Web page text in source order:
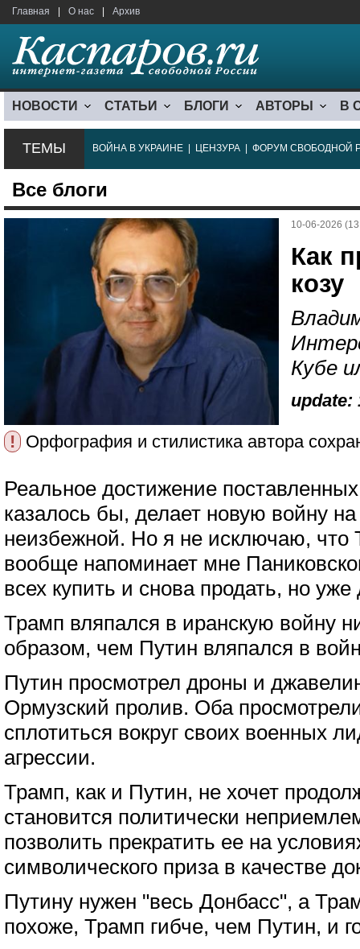
Главная О нас Архив
НОВОСТИ СТАТЬИ БЛОГИ АВТОРЫ В
ТЕМЫ ВОЙНА В УКРАИНЕ ЦЕНЗУРА ФОРУМ СВОБОДНОЙ
Все блоги
10-06-2026
Как
козу
Кубе
update:
! Орфография и стилистика автора
Реальное достижение
казалось бы, делает новую войну
неизбежной. Но я не исключаю, что
вообще напоминает мне
всех купить и снова продать, но
Трамп вляпался в иранскую войну
образом, чем Путин вляпался в
Путин просмотрел дроны и
Ормузский пролив. Оба
сплотиться вокруг своих военных
агрессии.
Трамп, как и Путин, не хочет
становится политически
позволить прекратить ее на
символического приза в качестве
Путину нужен "весь Донбасс", а
похоже, Трамп гибче, чем Путин, и